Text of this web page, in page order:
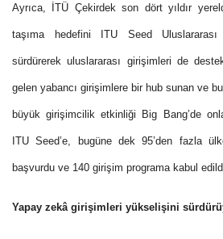
Ayrıca, İTÜ Çekirdek son dört yıldır
taşıma hedefini ITU Seed Uluslararası
sürdürerek uluslararası girişimleri de
gelen yabancı girişimlere bir hub sunan ve
büyük girişimcilik etkinliği Big Bang’de
ITU Seed’e, bugüne dek 95’den fazla
başvurdu ve 140 girişim programa kabul
Yapay zekâ girişimleri yükselişini